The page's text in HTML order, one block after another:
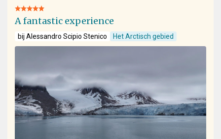
A fantastic experience
bij Alessandro Scipio Stenico Het Arctisch gebied